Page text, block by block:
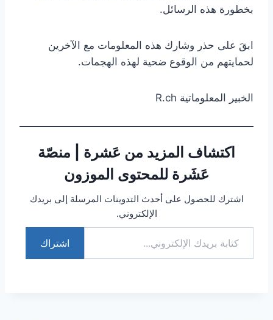
بخطورة هذه الرسائل.
ابقَ على حذر وشارك هذه المعلومات مع الآخرين
لحمايتهم من الوقوع ضحية لهذه الهجمات.
الخبير المعلوماتية R.ch
اكتشاف المزيد من عَشرة | منصّة
عَشَرة للمحتوى الموزون
اشترك للحصول على أحدث التدوينات المرسلة إلى بريدك
الإلكتروني.
كتابة بريدك الإلكتروني...
اشتراك